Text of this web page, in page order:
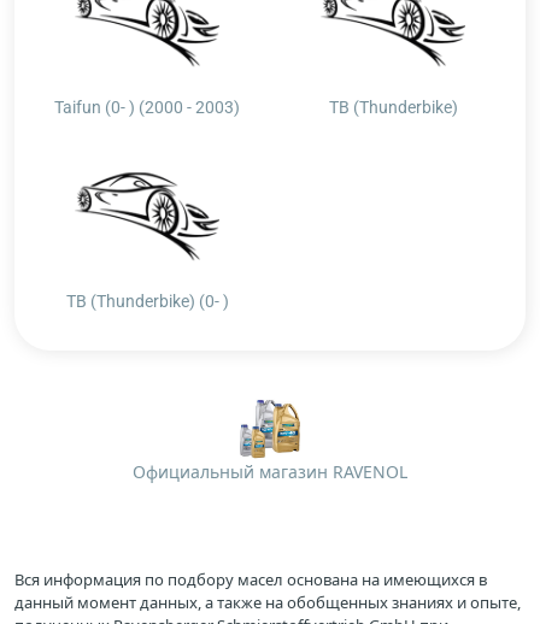
Taifun (0- ) (2000 - 2003) TB (Thunderbike)
TB (Thunderbike) (0- )
Официальный магазин RAVENOL
Вся информация по подбору масел основана на имеющихся в
данный момент данных, а также на обобщенных знаниях и опыте,